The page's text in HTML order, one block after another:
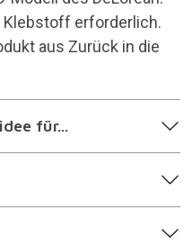
aus Zurück in die
für...